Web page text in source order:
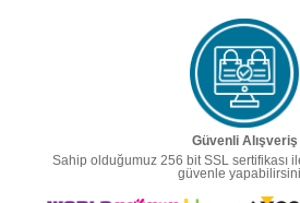
Güvenli Alışveriş
Sahip olduğumuz 256 bit SSL sertifikası
güvenle